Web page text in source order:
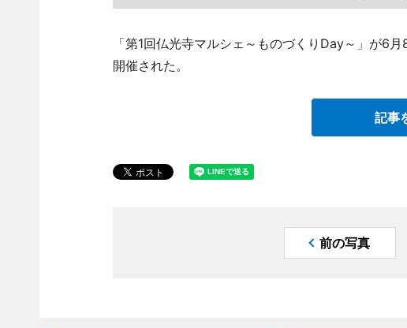
「第1回仏光寺マルシェ～ものづくりDay～」が6
開催された。
記事
前の写真